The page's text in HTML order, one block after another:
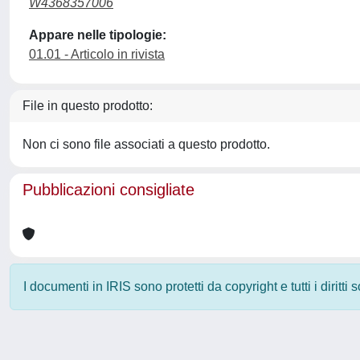
W4368357006
Appare nelle tipologie:
01.01 - Articolo in rivista
File in questo prodotto:
Non ci sono file associati a questo prodotto.
Pubblicazioni consigliate
I documenti in IRIS sono protetti da copyright e tutti i diritti